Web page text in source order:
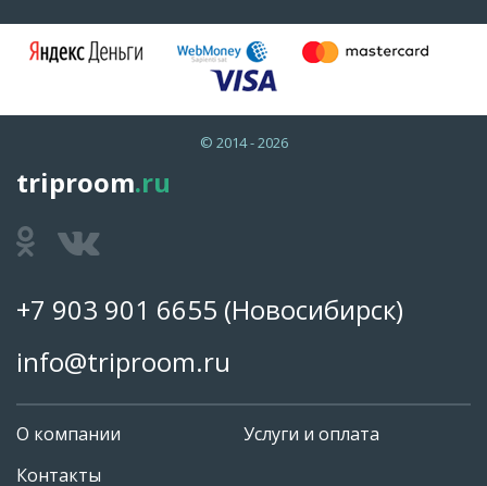
© 2014 - 2026
triproom.ru
+7 903 901 6655 (Новосибирск)
info@triproom.ru
О компании
Контакты
Услуги и оплата